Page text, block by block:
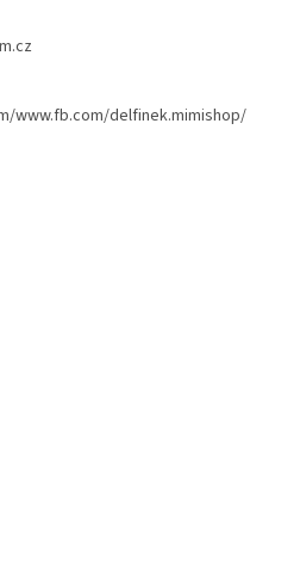
www.fb.com/delfinek.mimishop/